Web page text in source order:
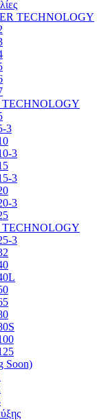
TECHNOLOGY
3
3
3
3
3
Soon)